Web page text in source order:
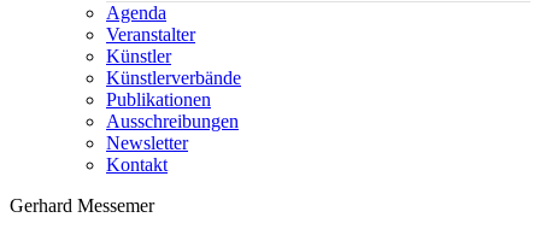
Agenda
Veranstalter
Künstler
Künstlerverbände
Publikationen
Ausschreibungen
Newsletter
Kontakt
Gerhard Messemer